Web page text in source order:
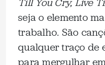
seja o elemento
trabalho. São
qualquer traço de
para mergulhar